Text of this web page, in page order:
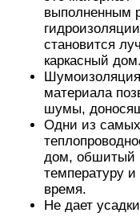
выполненным
становится
каркасный дом.
материала
шумы,
Одни из самых
дом, обшитый
температуру
время.
Не дает